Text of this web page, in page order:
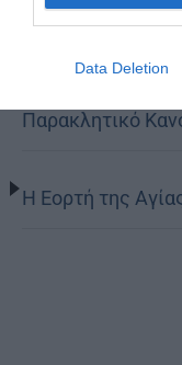
Data Deletion
Παρασκευής
Παρακλητικό
Η Εορτή της